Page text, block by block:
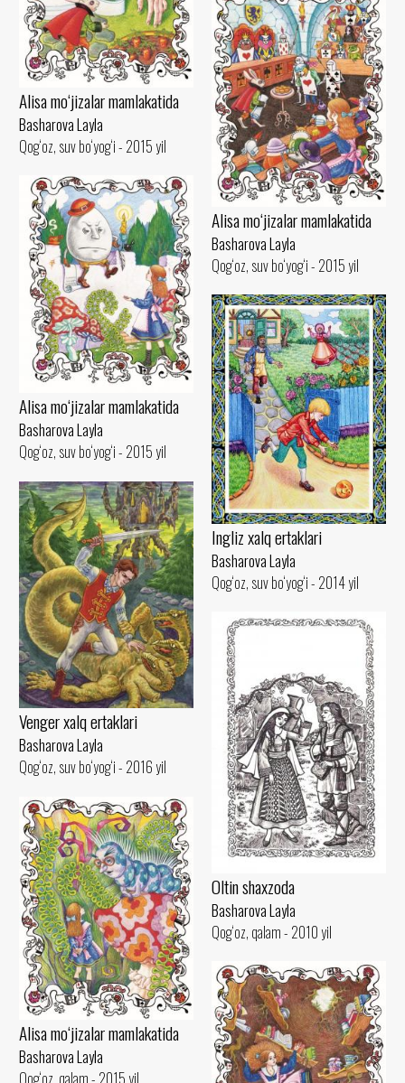
Alisa mo‘jizalar mamlakatida
Basharova Layla
Qog‘oz, suv bo‘yog‘i - 2015 yil
Alisa mo‘jizalar mamlakatida
Basharova Layla
Qog‘oz, suv bo‘yog‘i - 2015 yil
Alisa mo‘jizalar mamlakatida
Basharova Layla
Qog‘oz, suv bo‘yog‘i - 2015 yil
Ingliz xalq ertaklari
Basharova Layla
Qog‘oz, suv bo‘yog‘i - 2014 yil
Venger xalq ertaklari
Basharova Layla
Qog‘oz, suv bo‘yog‘i - 2016 yil
Oltin shaxzoda
Basharova Layla
Qog‘oz, qalam - 2010 yil
Alisa mo‘jizalar mamlakatida
Basharova Layla
Qog‘oz, qalam - 2015 yil